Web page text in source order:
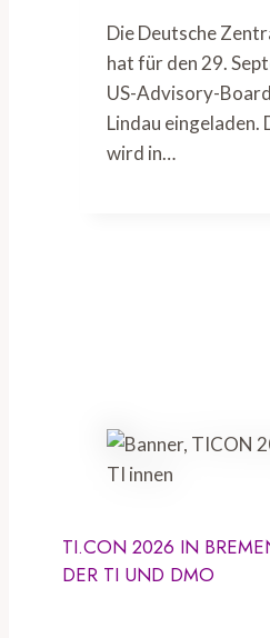
Die Deutsche
hat für den 29.
US-Advisory-
Lindau
wird in…
TI.CON 2026 IN
DER TI UND DMO